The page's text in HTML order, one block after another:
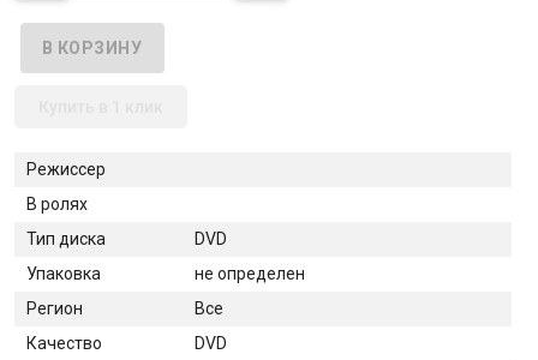
Режиссер
В ролях
Тип диска
DVD
Упаковка
не определен
Регион
Все
Качество
DVD